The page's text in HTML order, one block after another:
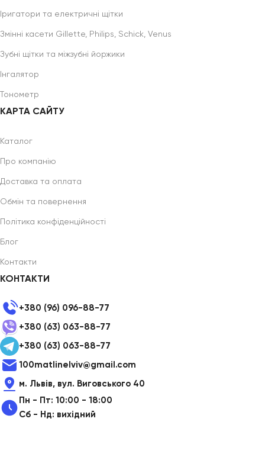
Іригатори та електричні щітки
Змінні касети Gillette, Philips, Schick, Venus
Зубні щітки та міжзубні йоржики
Інгалятор
Тонометр
КАРТА САЙТУ
Каталог
Про компанію
Доставка та оплата
Обмін та повернення
Політика конфіденційності
Блог
Контакти
КОНТАКТИ
+380 (96) 096-88-77
+380 (63) 063-88-77
+380 (63) 063-88-77
100matlinelviv@gmail.com
м. Львів, вул. Виговського 40
Пн - Пт: 10:00 - 18:00
Сб - Нд: вихідний